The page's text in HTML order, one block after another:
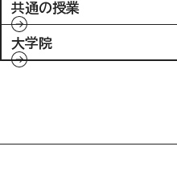
共通の授業
大学院